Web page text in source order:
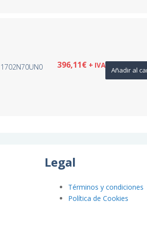
396,11€ + IVA
Añadir al
Legal
Términos y condiciones
Política de Cookies